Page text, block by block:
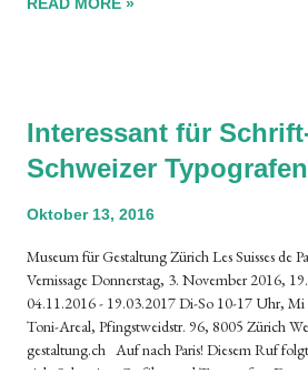
Interessant für
Schweizer
Oktober 13, 2016
Museum für Gestaltung Zürich Les Suisses de
Vernissage Donnerstag, 3. November 2016,
04.11.2016 - 19.03.2017 Di-So 10-17 Uhr,
Toni-Areal, Pfingstweidstr. 96, 8005 Zürich
gestaltung.ch Auf nach Paris! Diesem Ruf
viele Schweizer Grafiker und Typografen. Dort